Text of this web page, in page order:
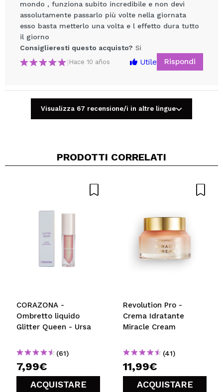
Consiglieresti questo acquisto? Si No
INVIA
mondo , funziona subito incredibile e non devi
assolutamente passarlo più volte nella giornata
esso basta metterlo una volta e l effetto dura tutto
il giorno
Consiglieresti questo acquisto? Si
| Hace 10 años Utile Rispondi
Visualizza 67 recensione/i in altre lingue
PRODOTTI CORRELATI
CORAZONA -
Ombretto liquido
Glitter Queen - Ursa
(61)
7,99€
ACQUISTARE
Revolution Pro -
Crema Idratante
Miracle Cream
(41)
11,99€
ACQUISTARE